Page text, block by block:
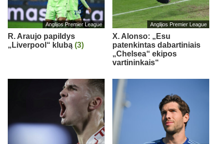
Anglijos Premier League
R. Araujo papildys
„Liverpool“ klubą (3)
Anglijos Premier League
X. Alonso: „Esu
patenkintas dabartiniais
„Chelsea“ ekipos
vartininkais“